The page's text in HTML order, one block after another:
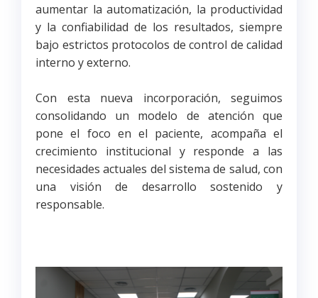
aumentar la automatización, la productividad
y la confiabilidad de los resultados, siempre
bajo estrictos protocolos de control de calidad
interno y externo.
Con esta nueva incorporación, seguimos
consolidando un modelo de atención que
pone el foco en el paciente, acompaña el
crecimiento institucional y responde a las
necesidades actuales del sistema de salud, con
una visión de desarrollo sostenido y
responsable.